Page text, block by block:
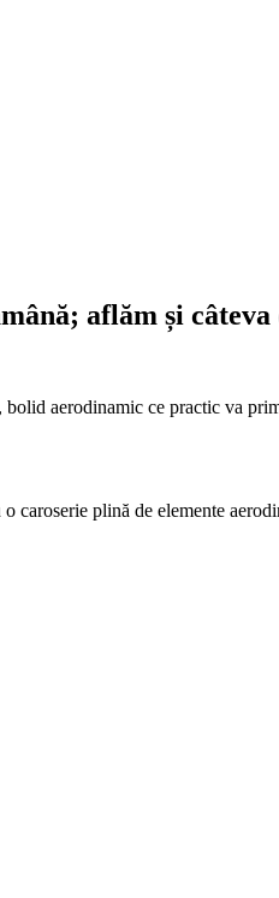
aflăm și
aerodinamic ce practic va
plină de elemente